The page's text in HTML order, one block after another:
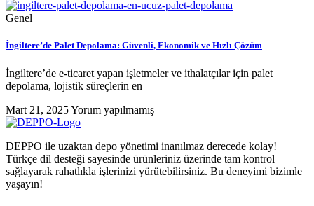
Genel
İngiltere’de Palet Depolama: Güvenli, Ekonomik ve Hızlı Çözüm
İngiltere’de e-ticaret yapan işletmeler ve ithalatçılar için palet
depolama, lojistik süreçlerin en
Mart 21, 2025Yorum yapılmamış
DEPPO ile uzaktan depo yönetimi inanılmaz derecede kolay!
Türkçe dil desteği sayesinde ürünleriniz üzerinde tam kontrol
sağlayarak rahatlıkla işlerinizi yürütebilirsiniz. Bu deneyimi bizimle
yaşayın!